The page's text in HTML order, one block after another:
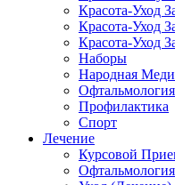
Красота-Уход
Красота-Уход
Красота-Уход
Наборы
Народная
Офтальмология
Профилактика
Спорт
Лечение
Курсовой
Офтальмология